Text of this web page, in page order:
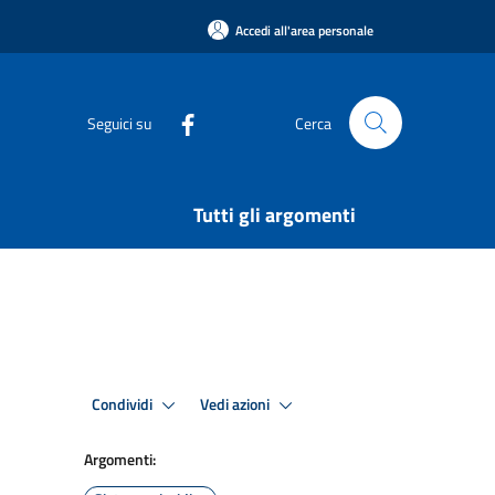
Accedi all'area personale
Seguici su Cerca
Tutti gli argomenti
Condividi Vedi azioni
Argomenti: